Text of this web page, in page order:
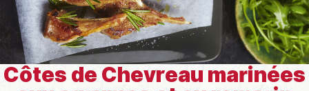
Côtes de Chevreau marinées